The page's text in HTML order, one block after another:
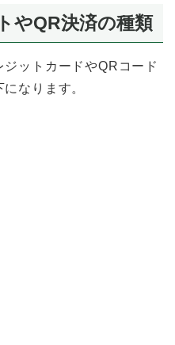
やQR決済の種類
ットカードやQRコード
なります。